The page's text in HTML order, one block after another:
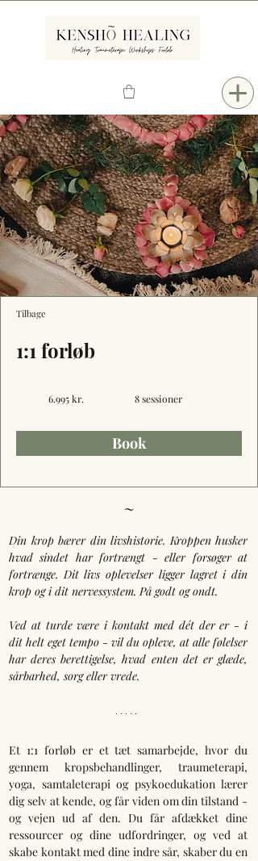
Tilbage
1:1 forløb
6.995 kr. 8 sessioner
Book
~
Din krop bærer din livshistorie. Kroppen husker
hvad sindet har fortrængt - eller forsøger at
fortrænge. Dit livs oplevelser ligger lagret i din
krop og i dit nervessystem. På godt og ondt.
Ved at turde være i kontakt med dét der er - i
dit helt eget tempo - vil du opleve, at alle følelser
har deres berettigelse, hvad enten det er glæde,
sårbarhed, sorg eller vrede.
Et 1:1 forløb er et tæt samarbejde, hvor du
gennem kropsbehandlinger, traumeterapi,
yoga, samtaleterapi og psykoedukation lærer
dig selv at kende, og får viden om din tilstand -
og vejen ud af den. Du får afdækket dine
ressourcer og dine udfordringer, og ved at
skabe kontakt med dine indre sår, skaber du en